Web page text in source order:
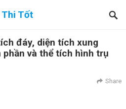
Thi Tốt
đáy, diện tích xung
và thể tích hình trụ
Share